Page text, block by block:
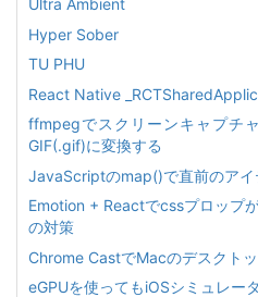
Ultra Ambient
Hyper Sober
TU PHU
React Native
ffmpegでスクリーンキャプチ
GIF(.gif)に変換する
JavaScriptのmap()で直前のアイ
Emotion + Reactでcssプロップ
の対策
Chrome CastでMacのデスクト
eGPUを使ってもiOSシミュレ